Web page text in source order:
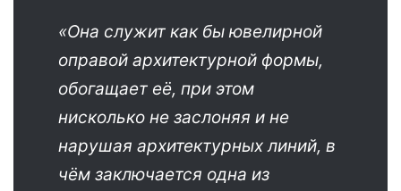
«Она служит как бы ювелирной
оправой архитектурной формы,
обогащает её, при этом
нисколько не заслоняя и не
нарушая архитектурных линий, в
чём заключается одна из